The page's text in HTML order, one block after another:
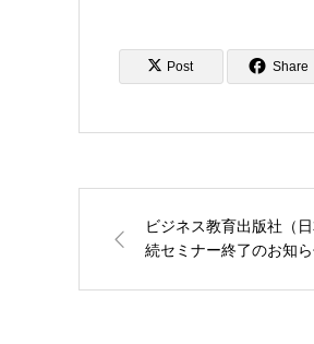
Post Share
ビジネス教育出版社（
続セミナー終了のお知